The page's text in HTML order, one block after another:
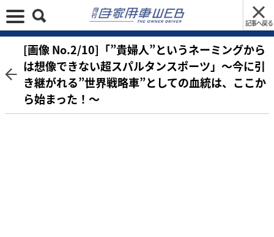
記事へ戻る
[画像 No.2/10]「”貴婦人”というネーミングから
は想像できない超スパルタンスポーツ」～今に引
き継がれる”世界戦略車”としての血統は、ここか
ら始まった！～